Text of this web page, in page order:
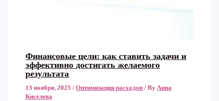
Финансовые цели: как ставить задачи и
эффективно достигать желаемого
результата
13 ноября, 2025/Оптимизация расходов / ByАнна
Киселева